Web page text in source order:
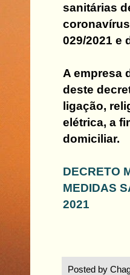
sanitárias
029/2021 e
A empresa
deste
ligação,
elétrica, a
domiciliar.
DECRETO
MEDIDAS
2021
Posted by